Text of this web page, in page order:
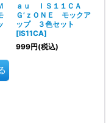
ａｕ ＩＳ１１ＣＡ
Ｇ’ｚＯＮＥ モックア
ップ ３色セット
[IS11CA]
999円(税込)